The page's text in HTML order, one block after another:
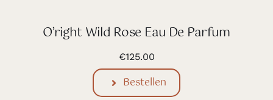
O’right Wild Rose Eau De Parfum
€125.00
Bestellen